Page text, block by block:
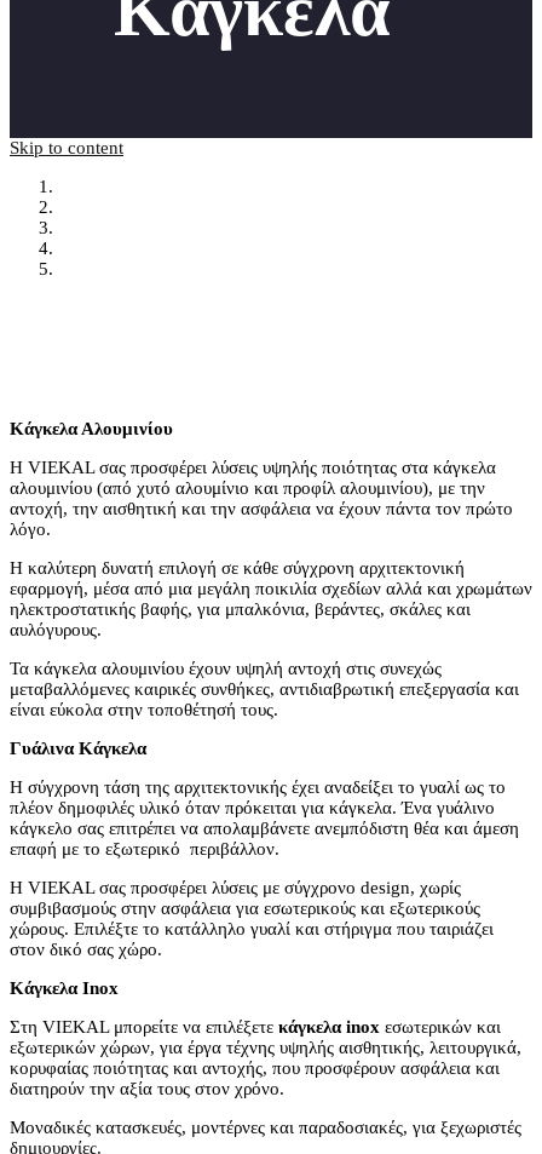
Skip to content
Κάγκελα Αλουμινίου
Η VIEKAL σας προσφέρει λύσεις υψηλής ποιότητας στα κάγκελα
αλουμινίου (από χυτό αλουμίνιο και προφίλ αλουμινίου), με την
αντοχή, την αισθητική και την ασφάλεια να έχουν πάντα τον πρώτο
λόγο.
Η καλύτερη δυνατή επιλογή σε κάθε σύγχρονη αρχιτεκτονική
εφαρμογή, μέσα από μια μεγάλη ποικιλία σχεδίων αλλά και χρωμάτων
ηλεκτροστατικής βαφής, για μπαλκόνια, βεράντες, σκάλες και
αυλόγυρους.
Τα κάγκελα αλουμινίου έχουν υψηλή αντοχή στις συνεχώς
μεταβαλλόμενες καιρικές συνθήκες, αντιδιαβρωτική επεξεργασία και
είναι εύκολα στην τοποθέτησή τους.
Γυάλινα Κάγκελα
Η σύγχρονη τάση της αρχιτεκτονικής έχει αναδείξει το γυαλί ως το
πλέον δημοφιλές υλικό όταν πρόκειται για κάγκελα. Ένα γυάλινο
κάγκελο σας επιτρέπει να απολαμβάνετε ανεμπόδιστη θέα και άμεση
επαφή με το εξωτερικό περιβάλλον.
Η VIEKAL σας προσφέρει λύσεις με σύγχρονο design, χωρίς
συμβιβασμούς στην ασφάλεια για εσωτερικούς και εξωτερικούς
χώρους. Επιλέξτε το κατάλληλο γυαλί και στήριγμα που ταιριάζει
στον δικό σας χώρο.
Κάγκελα Inox
Στη VIEKAL μπορείτε να επιλέξετε κάγκελα inox εσωτερικών και
εξωτερικών χώρων, για έργα τέχνης υψηλής αισθητικής, λειτουργικά,
κορυφαίας ποιότητας και αντοχής, που προσφέρουν ασφάλεια και
διατηρούν την αξία τους στον χρόνο.
Μοναδικές κατασκευές, μοντέρνες και παραδοσιακές, για ξεχωριστές
δημιουργίες.